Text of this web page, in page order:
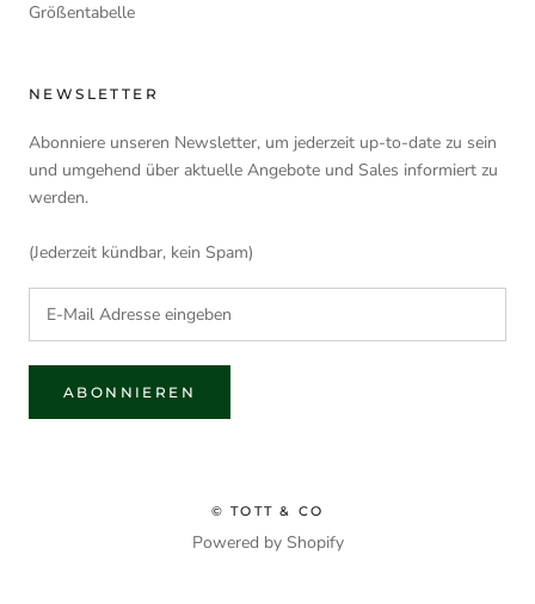
Größentabelle
NEWSLETTER
Abonniere unseren Newsletter, um jederzeit up-to-date zu sein
und umgehend über aktuelle Angebote und Sales informiert zu
werden.
(Jederzeit kündbar, kein Spam)
ABONNIEREN
© TOTT & CO
Powered by Shopify